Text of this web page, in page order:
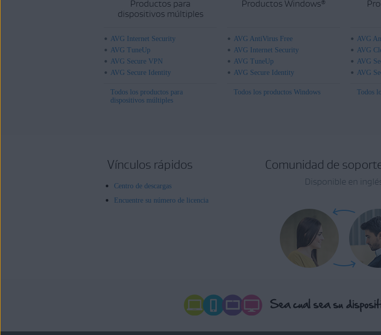
Productos para
dispositivos múltiples
AVG Internet Security
AVG TuneUp
AVG Secure VPN
AVG Secure Identity
Todos los productos para
dispositivos múltiples
Productos Windows®
AVG AntiVirus Free
AVG Internet Security
AVG TuneUp
AVG Secure Identity
Todos los productos Windows
AVG
AVG
AVG
AVG
Todos
Vínculos rápidos
Centro de descargas
Encuentre su número de licencia
Comunidad de
Disponible en